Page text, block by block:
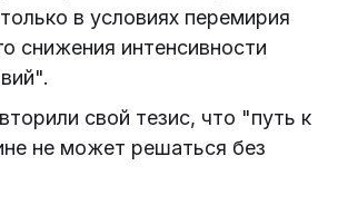
в условиях перемирия
снижения интенсивности
свой тезис, что "путь к
не может решаться без